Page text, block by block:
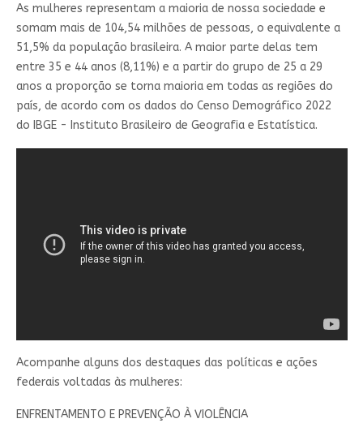
As mulheres representam a maioria de nossa sociedade e
somam mais de 104,54 milhões de pessoas, o equivalente a
51,5% da população brasileira. A maior parte delas tem
entre 35 e 44 anos (8,11%) e a partir do grupo de 25 a 29
anos a proporção se torna maioria em todas as regiões do
país, de acordo com os dados do Censo Demográfico 2022
do IBGE - Instituto Brasileiro de Geografia e Estatística.
Acompanhe alguns dos destaques das políticas e ações
federais voltadas às mulheres:
ENFRENTAMENTO E PREVENÇÃO À VIOLÊNCIA